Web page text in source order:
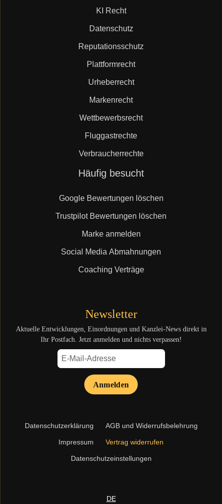
KI Recht
Datenschutz
Reputationsschutz
Plattformrecht
Urheberrecht
Markenrecht
Wettbewerbsrecht
Fluggastrechte
Verbraucherrechte
Häufig besucht
Google Bewertungen löschen
Trustpilot Bewertungen löschen
Marke anmelden
Social Media Abmahnungen
Coaching Verträge
Newsletter
Aktuelle Entwicklungen, Einordnungen und Kanzlei-News direkt in
Ihr Postfach. Jetzt anmelden und nichts verpassen!
Anmelden
Navigation
Datenschutzerklärung AGB und Widerrufsbelehrung
Impressum Vertrag widerrufen
Datenschutzeinstellungen
DE